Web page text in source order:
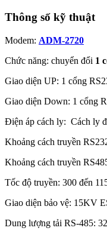
Thông số kỹ thuật
Modem: ADM-2720
Chức năng: chuyển đổi 1
Giao diện UP: 1 cổng
Giao diện Down: 1 cổng
Điện áp cách ly: Cách ly
Khoảng cách truyền
Khoảng cách truyền
Tốc độ truyền: 300 đến
Giao diện bảo vệ: 15KV
Dung lượng tải RS-485: